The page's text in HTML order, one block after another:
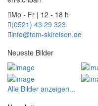
Mo - Fr | 12 - 18 h
(0521) 43 29 323
info@tom-skireisen.de
Neueste Bilder
Alle Bilder anzeigen...